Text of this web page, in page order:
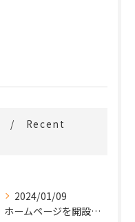
Recent
2024/01/09
ホームページを開設いたしました。